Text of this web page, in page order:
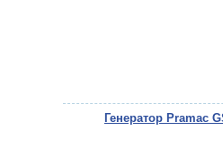
Генератор Pramac